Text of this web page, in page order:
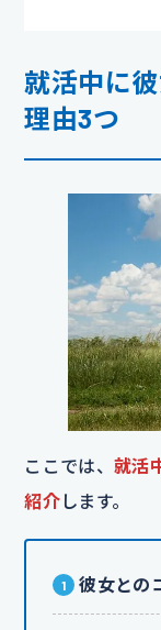
就活中に
理由3つ
ここでは、 就活
紹介 します。
彼女との